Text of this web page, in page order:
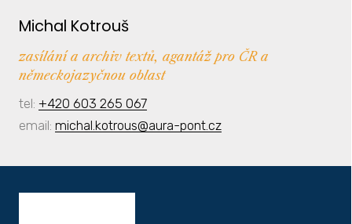
Michal Kotrouš
zasílání a archiv textů, agantáž pro ČR a
německojazyčnou oblast
tel: +420 603 265 067
email: michal.kotrous@aura-pont.cz